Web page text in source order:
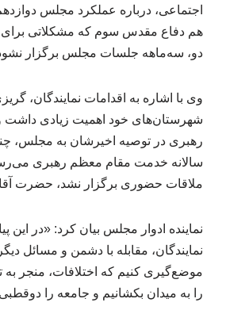
اجتماعی، درباره عملکرد مجلس
هم دفاع مقدس سوم که مشکلاتی
دو، سه‌ماهه جلسات مجلس برگزار
وی با اشاره به اقدامات نمایندگان،
شهرستان‌های خود اهمیت زیادی داشت
رهبری در توصیه اخیرشان به مجلس،
سالانه خدمت مقام معظم رهبری
ملاقات حضوری برگزار نشد، حضرت
نماینده ادوار مجلس بیان کرد: «در
نمایندگان، مقابله با دشمن و مسائل
موضع‌گیری کنیم که اختلافات، منجر به
را به میدان بکشانیم و جامعه را